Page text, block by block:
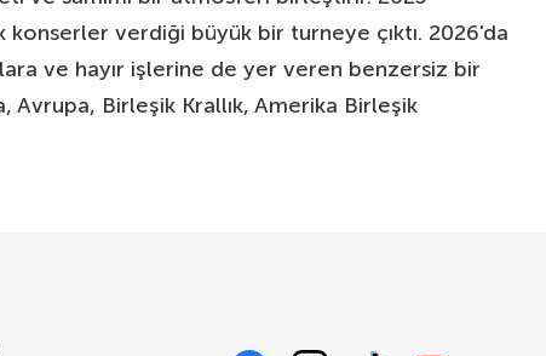
verdiği büyük bir turneye çıktı. 2026'da
ve hayır işlerine de yer veren benzersiz bir
Birleşik Krallık, Amerika Birleşik